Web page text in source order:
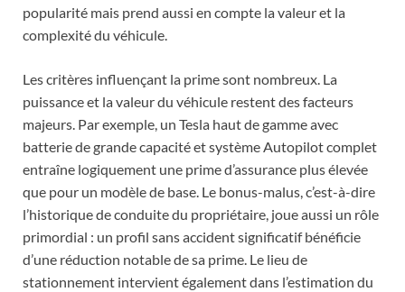
popularité mais prend aussi en compte la valeur et la
complexité du véhicule.
Les critères influençant la prime sont nombreux. La
puissance et la valeur du véhicule restent des facteurs
majeurs. Par exemple, un Tesla haut de gamme avec
batterie de grande capacité et système Autopilot complet
entraîne logiquement une prime d’assurance plus élevée
que pour un modèle de base. Le bonus-malus, c’est-à-dire
l’historique de conduite du propriétaire, joue aussi un rôle
primordial : un profil sans accident significatif bénéficie
d’une réduction notable de sa prime. Le lieu de
stationnement intervient également dans l’estimation du